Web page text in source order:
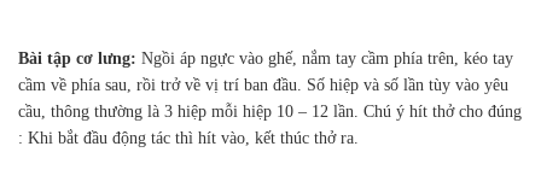
Bài tập cơ lưng: Ngồi áp ngực vào ghế, nắm tay cầm phía trên, kéo tay
cầm về phía sau, rồi trở về vị trí ban đầu. Số hiệp và số lần tùy vào yêu
cầu, thông thường là 3 hiệp mỗi hiệp 10 – 12 lần. Chú ý hít thở cho đúng
: Khi bắt đầu động tác thì hít vào, kết thúc thở ra.